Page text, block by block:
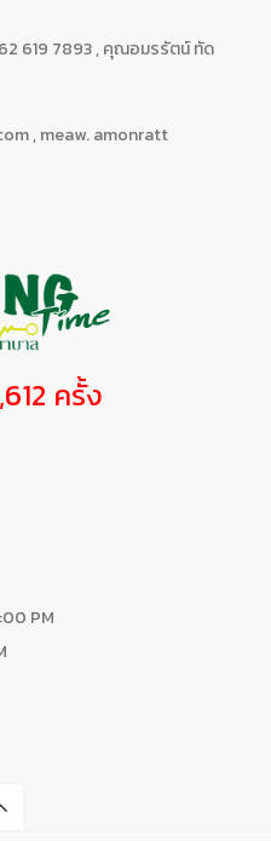
619 7893 , คุณอมรรัตน์ ทัด
, meaw. amonratt
ครั้ง
PM